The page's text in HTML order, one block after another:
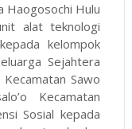
Haogosochi Hulu
alat teknologi
kelompok
Sejahtera
Sawo
Kecamatan
Sosial kepada